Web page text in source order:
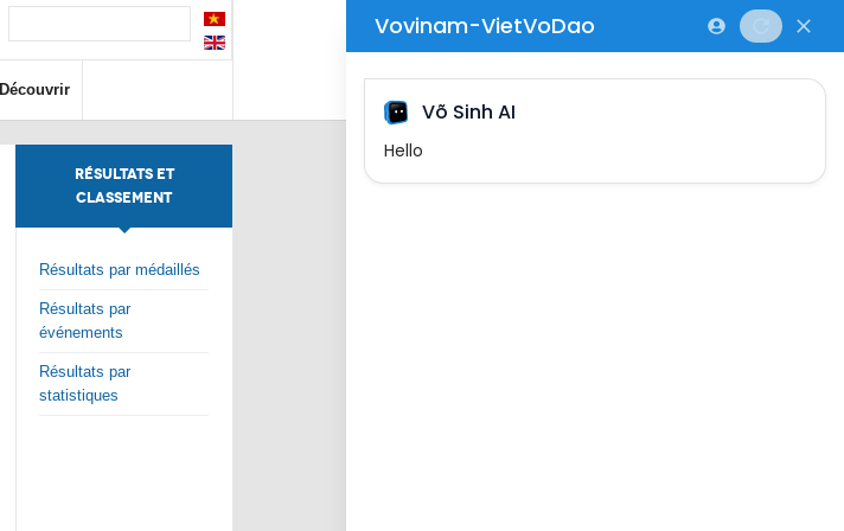
Découvrir
RÉSULTATS ET
CLASSEMENT
Résultats par médaillés
Résultats par
événements
Résultats par
statistiques